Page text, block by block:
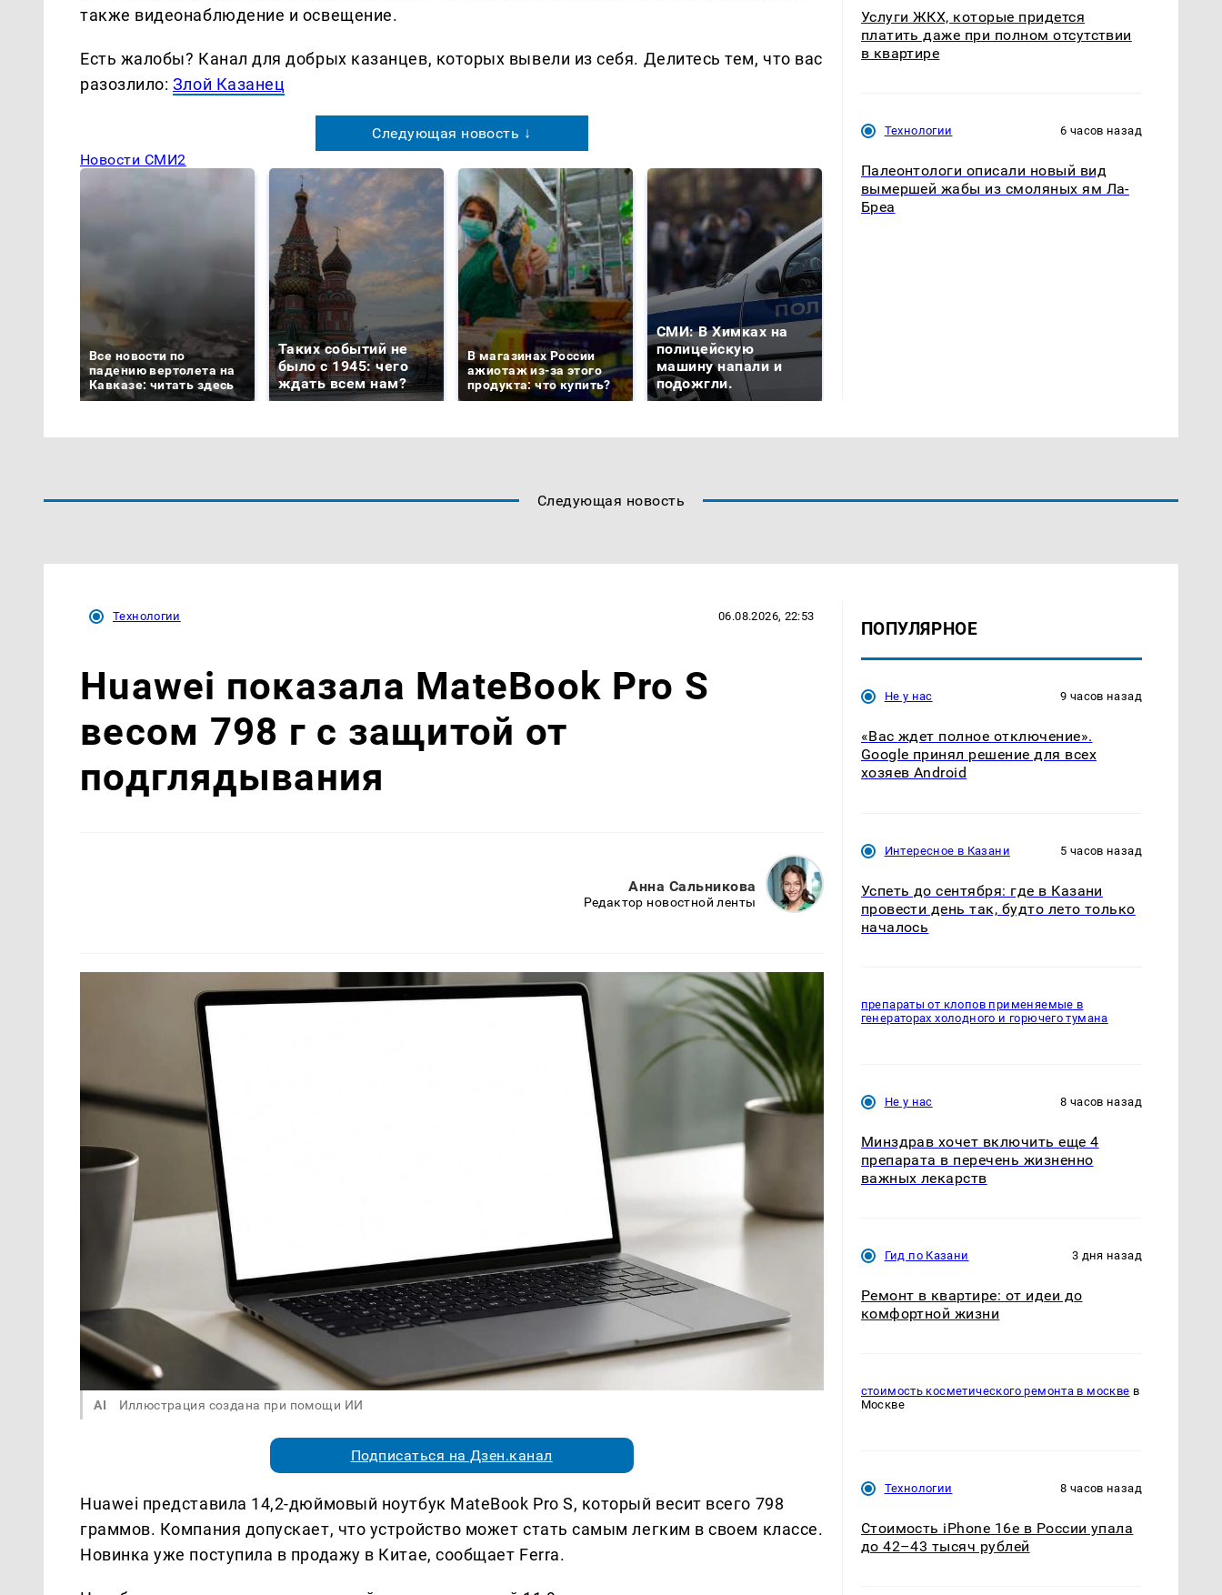
также видеонаблюдение и освещение.
Есть жалобы? Канал для добрых казанцев, которых вывели из себя. Делитеcь тем, что вас
разозлило: Злой Казанец
Следующая новость ↓
Новости СМИ2
Все новости по
падению вертолета на
Кавказе: читать здесь
Таких событий не
было с 1945: чего
ждать всем нам?
В магазинах России
ажиотаж из-за этого
продукта: что купить?
СМИ: В Химках на
полицейскую
машину напали и
подожгли.
Услуги ЖКХ, которые придется
платить даже при полном отсутствии
в квартире
Технологии 6 часов назад
Палеонтологи описали новый вид
вымершей жабы из смоляных ям Ла-
Бреа
Следующая новость
Технологии 06.08.2026, 22:53
Huawei показала MateBook Pro S
весом 798 г с защитой от
подглядывания
Анна Сальникова
Редактор новостной ленты
AI Иллюстрация создана при помощи ИИ
Подписаться на Дзен.канал
Huawei представила 14,2-дюймовый ноутбук MateBook Pro S, который весит всего 798
граммов. Компания допускает, что устройство может стать самым легким в своем классе.
Новинка уже поступила в продажу в Китае, сообщает Ferra.
ПОПУЛЯРНОЕ
Не у нас 9 часов назад
«Вас ждет полное отключение».
Google принял решение для всех
хозяев Android
Интересное в Казани 5 часов назад
Успеть до сентября: где в Казани
провести день так, будто лето только
началось
препараты от клопов применяемые в
генераторах холодного и горючего тумана
Не у нас 8 часов назад
Минздрав хочет включить еще 4
препарата в перечень жизненно
важных лекарств
Гид по Казани 3 дня назад
Ремонт в квартире: от идеи до
комфортной жизни
стоимость косметического ремонта в москве в
Москве
Технологии 8 часов назад
Стоимость iPhone 16e в России упала
до 42–43 тысяч рублей